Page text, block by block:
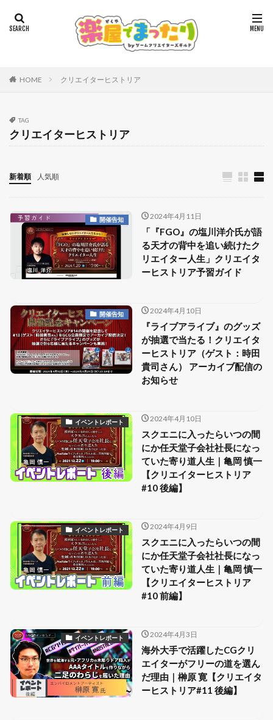
HOME クリエイターヒストリア
TAG
クリエイターヒストリア
新着順 人気順
開催告知 2024年4月11日
「『FGO』の塩川洋介氏が語
る天才の背中を追い続けたク
リエイター人生」クリエイタ
ーヒストリア予習ガイド
開催告知 2024年4月10日
『ライブアライブ』のグッズ
が抽選で当たる！クリエイタ
ーヒストリア（ゲスト：時田
貴司さん） アーカイブ配信の
お知らせ
イベントレポート 2024年4月10日
スクエニに入ったらいつの間
にか任天堂子会社社長になっ
ていた寄り道人生｜亀岡 慎一
【クリエイターヒストリア
#10 後編】
イベントレポート 2024年4月9日
スクエニに入ったらいつの間
にか任天堂子会社社長になっ
ていた寄り道人生｜亀岡 慎一
【クリエイターヒストリア
#10 前編】
イベントレポート 2024年4月3日
海外大手で活躍したCGクリ
エイターがフリーの道を選ん
だ理由｜榊原 寛【クリエイタ
ーヒストリア#11 後編】